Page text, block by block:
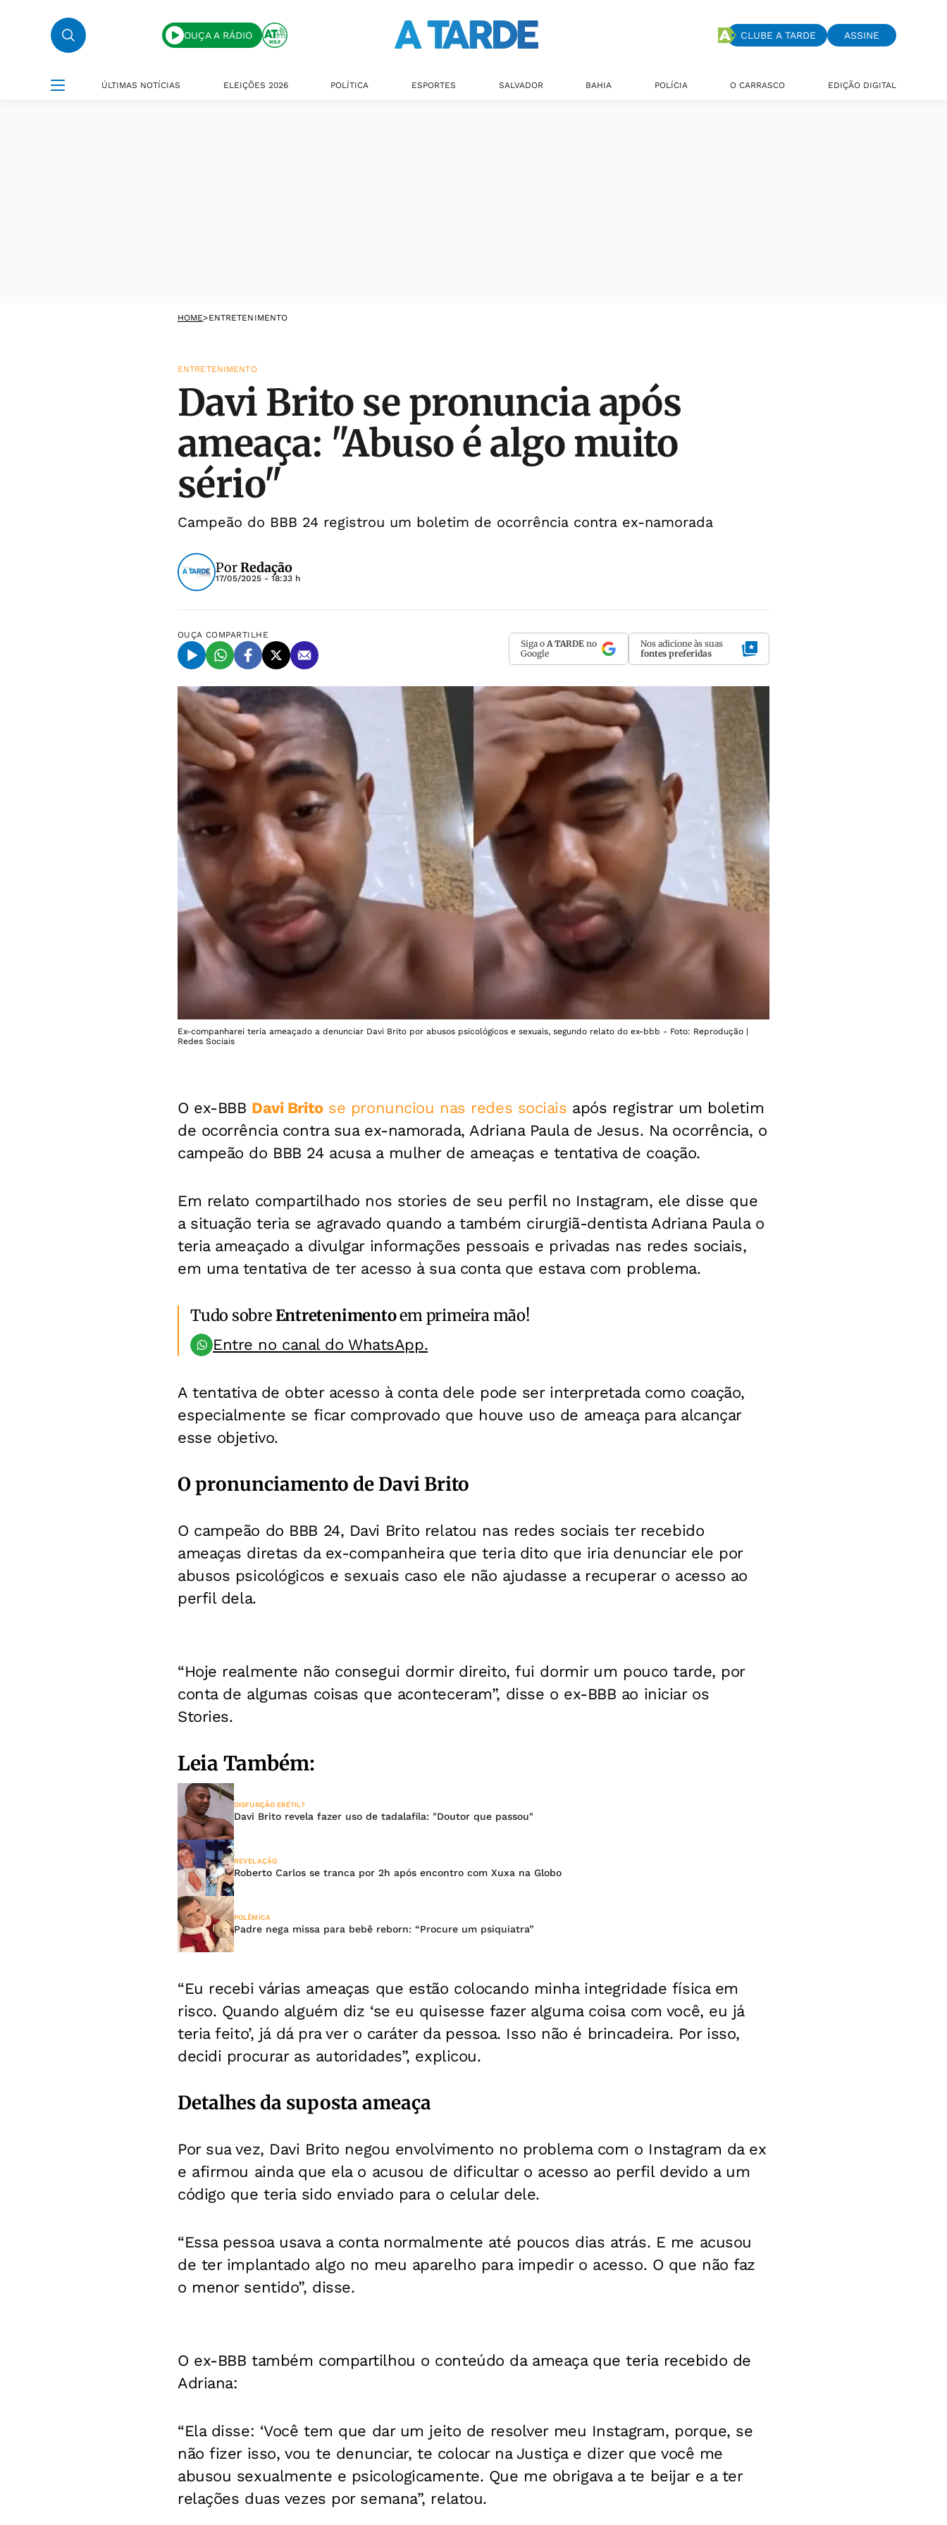
OUÇA A RÁDIO CLUBE A TARDE ASSINE
ÚLTIMAS NOTÍCIAS ELEIÇÕES 2026 POLÍTICA ESPORTES SALVADOR BAHIA POLÍCIA O CARRASCO EDIÇÃO DIGITAL
HOME>ENTRETENIMENTO
ENTRETENIMENTO
Davi Brito se pronuncia após
ameaça: "Abuso é algo muito
sério"
Campeão do BBB 24 registrou um boletim de ocorrência contra ex-namorada
PorRedação
17/05/2025 - 18:33 h
OUÇA COMPARTILHE
Siga o A TARDE no
Google
Nos adicione às suas
fontes preferidas
Ex-companharei teria ameaçado a denunciar Davi Brito por abusos psicológicos e sexuais, segundo relato do ex-bbb - Foto: Reprodução |
Redes Sociais
O ex-BBB Davi Britose pronunciou nas redes sociais após registrar um boletim
de ocorrência contra sua ex-namorada, Adriana Paula de Jesus. Na ocorrência, o
campeão do BBB 24 acusa a mulher de ameaças e tentativa de coação.
Em relato compartilhado nos stories de seu perfil no Instagram, ele disse que
a situação teria se agravado quando a também cirurgiã-dentista Adriana Paula o
teria ameaçado a divulgar informações pessoais e privadas nas redes sociais,
em uma tentativa de ter acesso à sua conta que estava com problema.
Tudo sobreEntretenimentoem primeira mão!
Entre no canal do WhatsApp.
A tentativa de obter acesso à conta dele pode ser interpretada como coação,
especialmente se ficar comprovado que houve uso de ameaça para alcançar
esse objetivo.
O pronunciamento de Davi Brito
O campeão do BBB 24, Davi Brito relatou nas redes sociais ter recebido
ameaças diretas da ex-companheira que teria dito que iria denunciar ele por
abusos psicológicos e sexuais caso ele não ajudasse a recuperar o acesso ao
perfil dela.
“Hoje realmente não consegui dormir direito, fui dormir um pouco tarde, por
conta de algumas coisas que aconteceram”, disse o ex-BBB ao iniciar os
Stories.
Leia Também:
DISFUNÇÃO ERÉTIL?
Davi Brito revela fazer uso de tadalafila: "Doutor que passou"
REVELAÇÃO
Roberto Carlos se tranca por 2h após encontro com Xuxa na Globo
POLÊMICA
Padre nega missa para bebê reborn: “Procure um psiquiatra”
“Eu recebi várias ameaças que estão colocando minha integridade física em
risco. Quando alguém diz ‘se eu quisesse fazer alguma coisa com você, eu já
teria feito’, já dá pra ver o caráter da pessoa. Isso não é brincadeira. Por isso,
decidi procurar as autoridades”, explicou.
Detalhes da suposta ameaça
Por sua vez, Davi Brito negou envolvimento no problema com o Instagram da ex
e afirmou ainda que ela o acusou de dificultar o acesso ao perfil devido a um
código que teria sido enviado para o celular dele.
“Essa pessoa usava a conta normalmente até poucos dias atrás. E me acusou
de ter implantado algo no meu aparelho para impedir o acesso. O que não faz
o menor sentido”, disse.
O ex-BBB também compartilhou o conteúdo da ameaça que teria recebido de
Adriana:
“Ela disse: ‘Você tem que dar um jeito de resolver meu Instagram, porque, se
não fizer isso, vou te denunciar, te colocar na Justiça e dizer que você me
abusou sexualmente e psicologicamente. Que me obrigava a te beijar e a ter
relações duas vezes por semana”, relatou.